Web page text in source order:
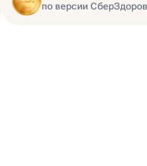
по версии